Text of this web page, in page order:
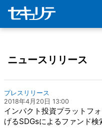
ニュースリリース
プレスリリース
2018年4月20日 13:00
インパクト投資プラットフ
げるSDGsによるファンド検